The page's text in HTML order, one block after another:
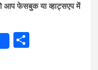
आप फेसबुक या व्हाट्सएप में